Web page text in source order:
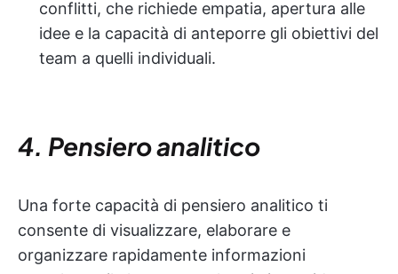
conflitti, che richiede empatia, apertura alle
idee e la capacità di anteporre gli obiettivi del
team a quelli individuali.
4. Pensiero analitico
Una forte capacità di pensiero analitico ti
consente di visualizzare, elaborare e
organizzare rapidamente informazioni